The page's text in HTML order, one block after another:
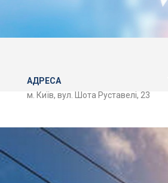
АДРЕСА
м. Київ, вул. Шота Руставелі, 23